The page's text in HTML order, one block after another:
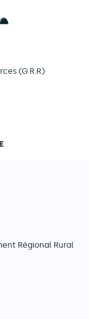
Facebook
us on LinkedIn
Follow us on
(G.R.R)
: Adaptez
Régional Rural